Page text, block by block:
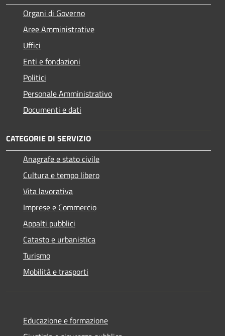
Organi di Governo
Aree Amministrative
Uffici
Enti e fondazioni
Politici
Personale Amministrativo
Documenti e dati
CATEGORIE DI SERVIZIO
Anagrafe e stato civile
Cultura e tempo libero
Vita lavorativa
Imprese e Commercio
Appalti pubblici
Catasto e urbanistica
Turismo
Mobilità e trasporti
Educazione e formazione